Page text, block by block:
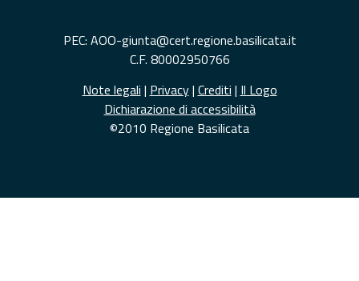
PEC: AOO-giunta@cert.regione.basilicata.it
C.F. 80002950766
Note legali | Privacy| Crediti | Il Logo
Dichiarazione di accessibilità
©2010 Regione Basilicata